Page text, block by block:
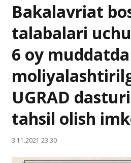
Bakalavriat
talabalari
6 oy muddatda
UGRAD
tahsil olish
3.11.2021 23:30